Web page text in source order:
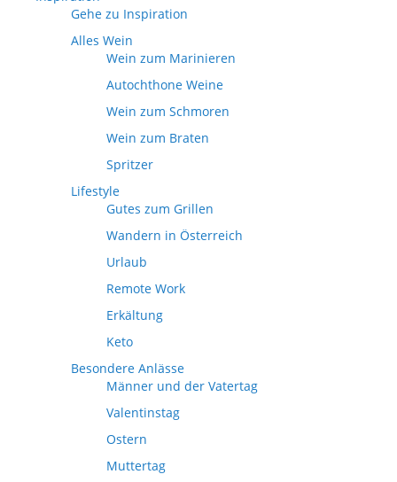
Gehe zu Inspiration
Alles Wein
Wein zum Marinieren
Autochthone Weine
Wein zum Schmoren
Wein zum Braten
Spritzer
Lifestyle
Gutes zum Grillen
Wandern in Österreich
Urlaub
Remote Work
Erkältung
Keto
Besondere Anlässe
Männer und der Vatertag
Valentinstag
Ostern
Muttertag